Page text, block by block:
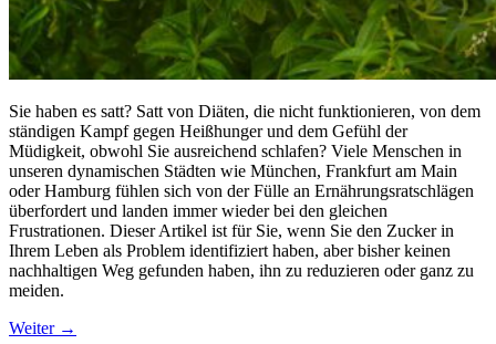
Sie haben es satt? Satt von Diäten, die nicht funktionieren, von dem
ständigen Kampf gegen Heißhunger und dem Gefühl der
Müdigkeit, obwohl Sie ausreichend schlafen? Viele Menschen in
unseren dynamischen Städten wie München, Frankfurt am Main
oder Hamburg fühlen sich von der Fülle an Ernährungsratschlägen
überfordert und landen immer wieder bei den gleichen
Frustrationen. Dieser Artikel ist für Sie, wenn Sie den Zucker in
Ihrem Leben als Problem identifiziert haben, aber bisher keinen
nachhaltigen Weg gefunden haben, ihn zu reduzieren oder ganz zu
meiden.
Weiter →